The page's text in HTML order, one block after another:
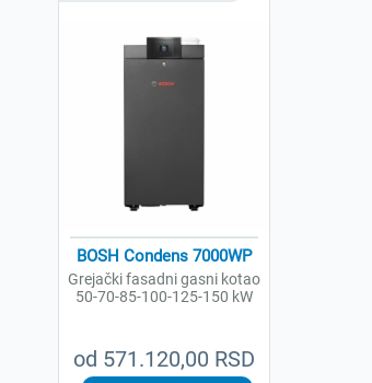
od 571.120,00 RSD
BOSH Condens 7000WP
Grejački fasadni gasni kotao
50-70-85-100-125-150 kW